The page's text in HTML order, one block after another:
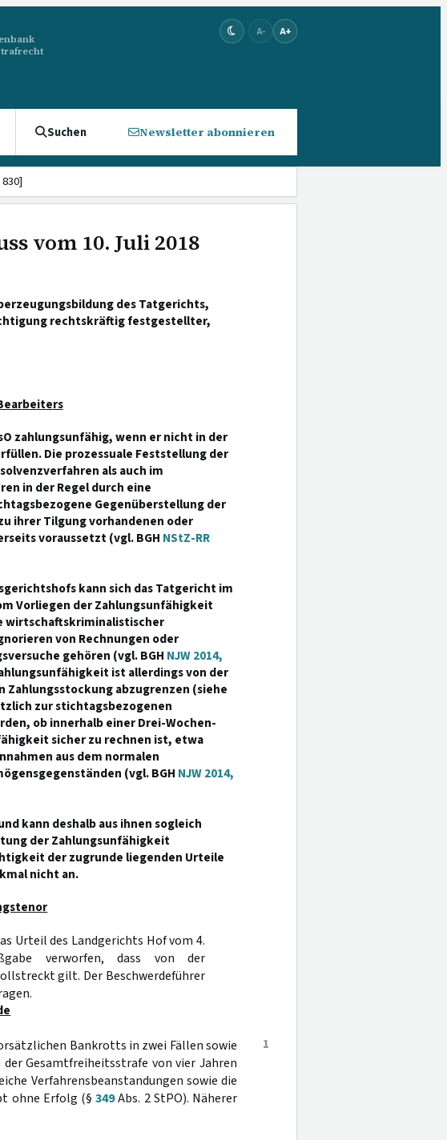
A- A+
Suchen Newsletter abonnieren
vom 10. Juli 2018
des Tatgerichts,
rechtskräftig festgestellter,
zahlungsunfähig, wenn er nicht in der
Die prozessuale Feststellung der
als auch im
in der Regel durch eine
Gegenüberstellung der
ihrer Tilgung vorhandenen oder
voraussetzt (vgl. BGH NStZ-RR
kann sich das Tatgericht im
Vorliegen der Zahlungsunfähigkeit
wirtschaftskriminalistischer
von Rechnungen oder
gehören (vgl. BGH NJW 2014,
ist allerdings von der
abzugrenzen (siehe
zur stichtagsbezogenen
ob innerhalb einer Drei-Wochen-
sicher zu rechnen ist, etwa
aus dem normalen
(vgl. BGH NJW 2014,
kann deshalb aus ihnen sogleich
der Zahlungsunfähigkeit
der zugrunde liegenden Urteile
nicht an.
Urteil des Landgerichts Hof vom 4.
verworfen, dass von der
gilt. Der Beschwerdeführer
1
Bankrotts in zwei Fällen sowie
Gesamtfreiheitsstrafe von vier Jahren
Verfahrensbeanstandungen sowie die
ohne Erfolg (§349Abs. 2 StPO). Näherer